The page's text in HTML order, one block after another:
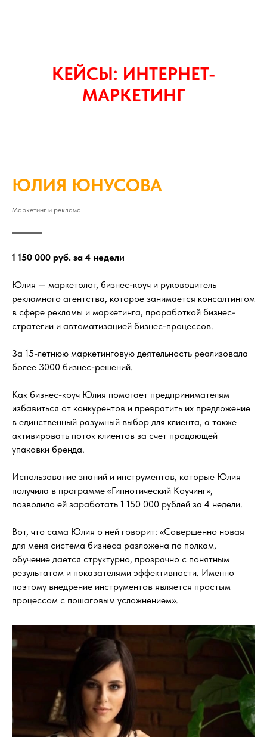
КЕЙСЫ: ИНТЕРНЕТ-
МАРКЕТИНГ
ЮЛИЯ ЮНУСОВА
Маркетинг и реклама
1 150 000 руб. за 4 недели
Юлия — маркетолог, бизнес-коуч и руководитель
рекламного агентства, которое занимается консалтингом
в сфере рекламы и маркетинга, проработкой бизнес-
стратегии и автоматизацией бизнес-процессов.
За 15-летнюю маркетинговую деятельность реализовала
более 3000 бизнес-решений.
Как бизнес-коуч Юлия помогает предпринимателям
избавиться от конкурентов и превратить их предложение
в единственный разумный выбор для клиента, а также
активировать поток клиентов за счет продающей
упаковки бренда.
Использование знаний и инструментов, которые Юлия
получила в программе «Гипнотический Коучинг»,
позволило ей заработать 1 150 000 рублей за 4 недели.
Вот, что сама Юлия о ней говорит: «Совершенно новая
для меня система бизнеса разложена по полкам,
обучение дается структурно, прозрачно с понятным
результатом и показателями эффективности. Именно
поэтому внедрение инструментов является простым
процессом с пошаговым усложнением».